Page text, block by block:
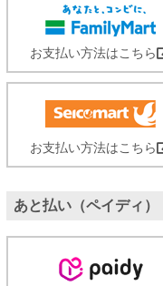
お支払い方法はこちら
お支払い方法はこちら
あと払い（ペイディ）